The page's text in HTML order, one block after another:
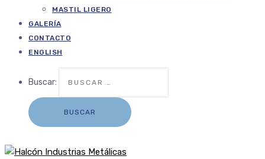
MASTIL LIGERO
GALERÍA
CONTACTO
ENGLISH
Buscar: